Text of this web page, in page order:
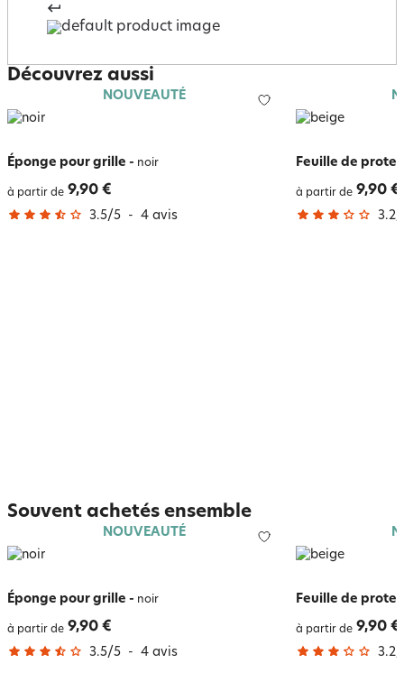
Découvrez aussi
NOUVEAUTÉ
Éponge pour grille - noir
à partir de 9,90 €
3.5/5 - 4 avis
Feuille de
à partir de 9,90 €
3.2
Souvent achetés ensemble
NOUVEAUTÉ
Éponge pour grille - noir
à partir de 9,90 €
3.5/5 - 4 avis
Feuille de
à partir de 9,90 €
3.2